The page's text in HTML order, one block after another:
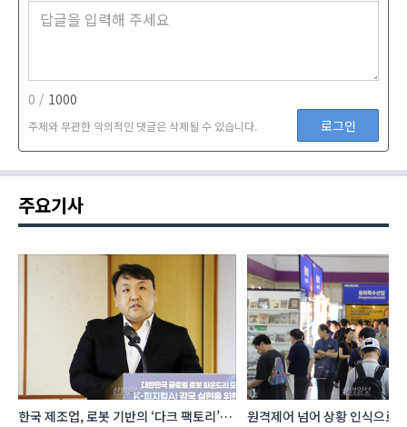
0 / 1000
주제와 무관한 악의적인 댓글은 삭제될 수 있습니다. 로그인
주요기사
원격제어 넘어 상황 인식으로, ‘공간지능’
건설·인테리어 최신 트렌드